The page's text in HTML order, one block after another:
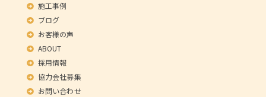
施工事例
ブログ
お客様の声
ABOUT
採用情報
協力会社募集
お問い合わせ